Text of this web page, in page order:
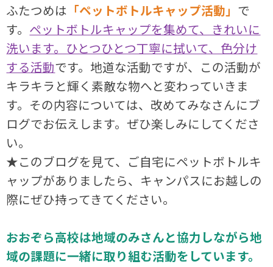
ふたつめは 「ペットボトルキャップ活動」 で
す。 ペットボトルキャップを集めて、きれいに
洗います。ひとつひとつ丁寧に拭いて、色分け
する活動です。地道な活動ですが、この活動が
キラキラと輝く素敵な物へと変わっていきま
す。その内容については、改めてみなさんにブ
ログでお伝えします。ぜひ楽しみにしてくださ
い。
★このブログを見て、ご自宅にペットボトルキ
ャップがありましたら、キャンパスにお越しの
際にぜひ持ってきてください。
おおぞら高校は地域のみさんと協力しながら地
域の課題に一緒に取り組む活動をしています。